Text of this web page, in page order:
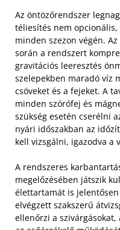
Az öntözőrendszer
téliesítés nem
minden szezon végén.
során a rendszert
gravitációs leeresztés
szelepekben maradó víz
csöveket és a fejeket. A
minden szórófej és
szükség esetén cserélni
nyári időszakban az
kell vizsgálni, igazodva a
A rendszeres
megelőzésében játszik
élettartamát is
elvégzett szakszerű
ellenőrzi a szivárgásokat,